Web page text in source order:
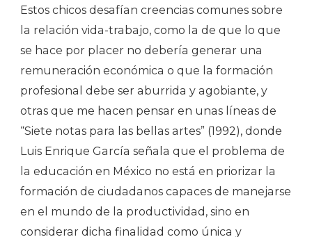
Estos chicos desafían creencias comunes sobre
la relación vida-trabajo, como la de que lo que
se hace por placer no debería generar una
remuneración económica o que la formación
profesional debe ser aburrida y agobiante, y
otras que me hacen pensar en unas líneas de
“Siete notas para las bellas artes” (1992), donde
Luis Enrique García señala que el problema de
la educación en México no está en priorizar la
formación de ciudadanos capaces de manejarse
en el mundo de la productividad, sino en
considerar dicha finalidad como única y